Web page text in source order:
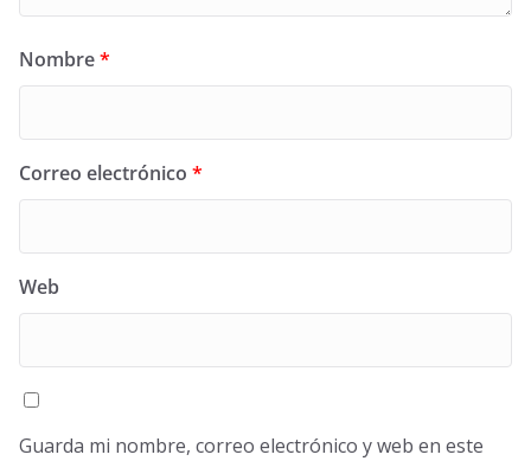
Nombre*
Correo electrónico *
Web
Guarda mi nombre, correo electrónico y web en este